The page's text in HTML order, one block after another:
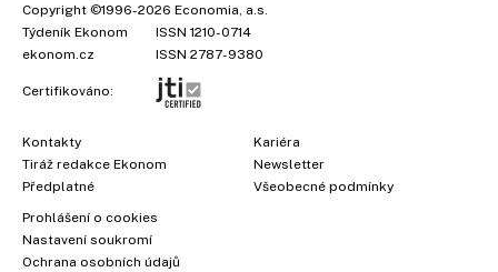
Copyright ©1996-2026 Economia, a.s.
Týdeník Ekonom
ISSN 1210-0714
ekonom.cz
ISSN 2787-9380
Certifikováno:
Kontakty
Tiráž redakce Ekonom
Předplatné
Kariéra
Newsletter
Všeobecné podmínky
Prohlášení o cookies
Nastavení soukromí
Ochrana osobních údajů